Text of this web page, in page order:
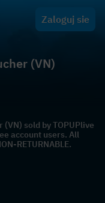
Zaloguj sie
(VN)
sold by TOPUPlive
account users. All
RETURNABLE.